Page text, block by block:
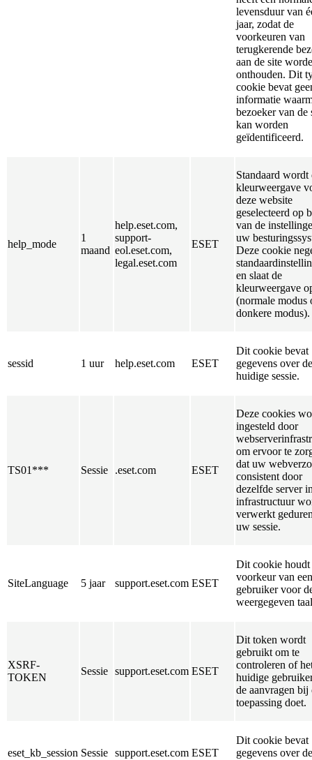
levensduur van
jaar, zodat de
voorkeuren van
terugkerende
aan de site
onthouden. Dit
cookie bevat
informatie
bezoeker van de
kan worden
geïdentificeerd.
help_mode
1
maand
help.eset.com,
support-
eol.eset.com,
legal.eset.com
ESET
Standaard wordt
kleurweergave
deze website
geselecteerd op
van de
uw
Deze cookie
en slaat de
kleurweergave
(normale modus
donkere modus).
sessid 1 uur help.eset.com ESET
Dit cookie bevat
gegevens over de
huidige sessie.
TS01*** Sessie .eset.com ESET
Deze cookies
ingesteld door
om ervoor te
dat uw
consistent door
dezelfde server
infrastructuur
verwerkt
uw sessie.
SiteLanguage 5 jaar support.eset.com ESET
Dit cookie houdt
voorkeur van een
gebruiker voor
weergegeven
XSRF-
TOKEN
Sessie support.eset.com ESET
Dit token wordt
gebruikt om te
controleren of
huidige
de aanvragen bij
toepassing doet.
eset_kb_session Sessie support.eset.com ESET
Dit cookie bevat
gegevens over de